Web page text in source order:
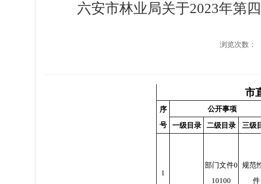
六安市林业局关于2023年第
浏览次数：
市
序
号
公开事项
一级目录
二级目录 三级
1
部门文件0
10100
规范
件